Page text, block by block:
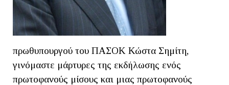
πρωθυπουργού του ΠΑΣΟΚ Κώστα Σημίτη,
γινόμαστε μάρτυρες της εκδήλωσης ενός
πρωτοφανούς μίσους και μιας πρωτοφανούς